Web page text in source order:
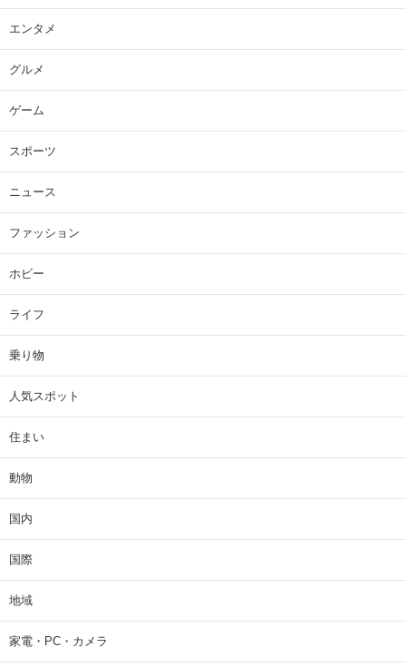
エンタメ
グルメ
ゲーム
スポーツ
ニュース
ファッション
ホビー
ライフ
乗り物
人気スポット
住まい
動物
国内
国際
地域
家電・PC・カメラ